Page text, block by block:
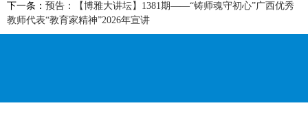
下一条： 预告：【博雅大讲坛】1381期——“铸师魂守初心”广西优秀
教师代表“教育家精神”2026年宣讲